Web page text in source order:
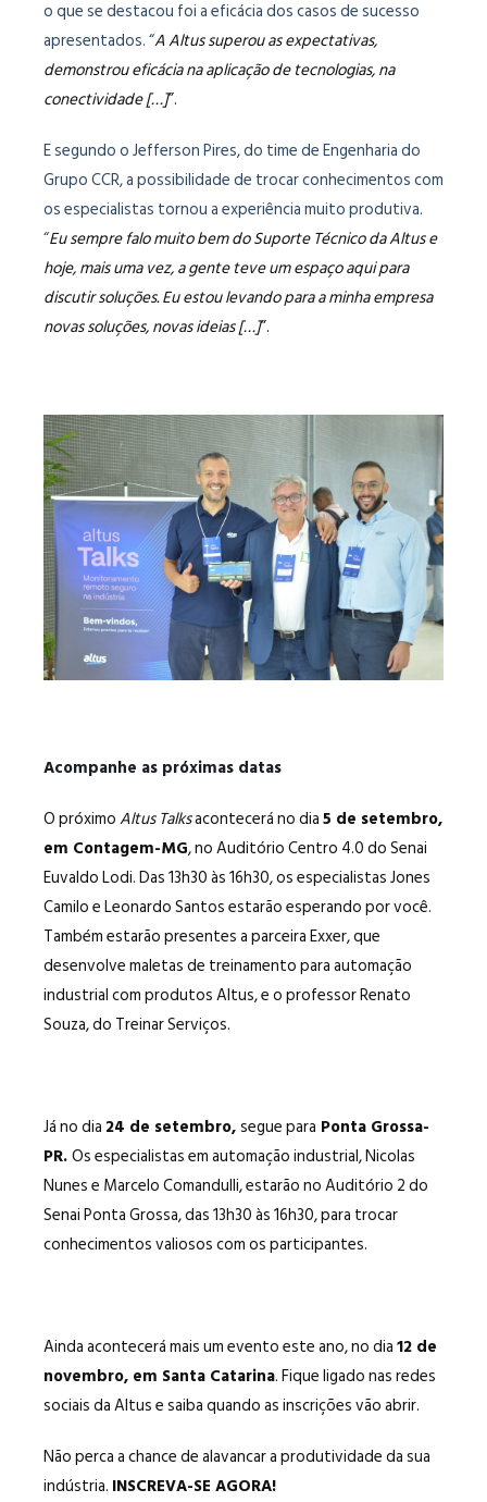
o que se destacou foi a eficácia dos casos de sucesso
apresentados. “A Altus superou as expectativas,
demonstrou eficácia na aplicação de tecnologias, na
conectividade […]”.
E segundo o Jefferson Pires, do time de Engenharia do
Grupo CCR, a possibilidade de trocar conhecimentos com
os especialistas tornou a experiência muito produtiva.
“Eu sempre falo muito bem do Suporte Técnico da Altus e
hoje, mais uma vez, a gente teve um espaço aqui para
discutir soluções. Eu estou levando para a minha empresa
novas soluções, novas ideias […]”.
Acompanhe as próximas datas
O próximoAltus Talksacontecerá no dia5 de setembro,
em Contagem-MG, no Auditório Centro 4.0 do Senai
Euvaldo Lodi. Das 13h30 às 16h30, os especialistas Jones
Camilo e Leonardo Santos estarão esperando por você.
Também estarão presentes a parceira Exxer, que
desenvolve maletas de treinamento para automação
industrial com produtos Altus, e o professor Renato
Souza, do Treinar Serviços.
Já no dia 24 de setembro,segue para Ponta Grossa-
PR.Os especialistas em automação industrial, Nicolas
Nunes e Marcelo Comandulli, estarão no Auditório 2 do
Senai Ponta Grossa, das 13h30 às 16h30, para trocar
conhecimentos valiosos com os participantes.
Ainda acontecerá mais um evento este ano, no dia12 de
novembro, em Santa Catarina. Fique ligado nas redes
sociais da Altus e saiba quando as inscrições vão abrir.
Não perca a chance de alavancar a produtividade da sua
indústria. INSCREVA-SE AGORA!